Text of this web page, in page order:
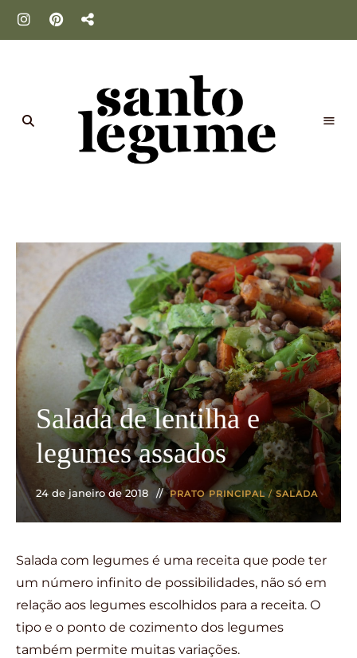
Legume
Salada de lentilha e
legumes assados
24 de janeiro de 2018 PRATO PRINCIPAL/SALADA
Salada com legumes é uma receita que pode ter
um número infinito de possibilidades, não só em
relação aos legumes escolhidos para a receita. O
tipo e o ponto de cozimento dos legumes
também permite muitas variações.